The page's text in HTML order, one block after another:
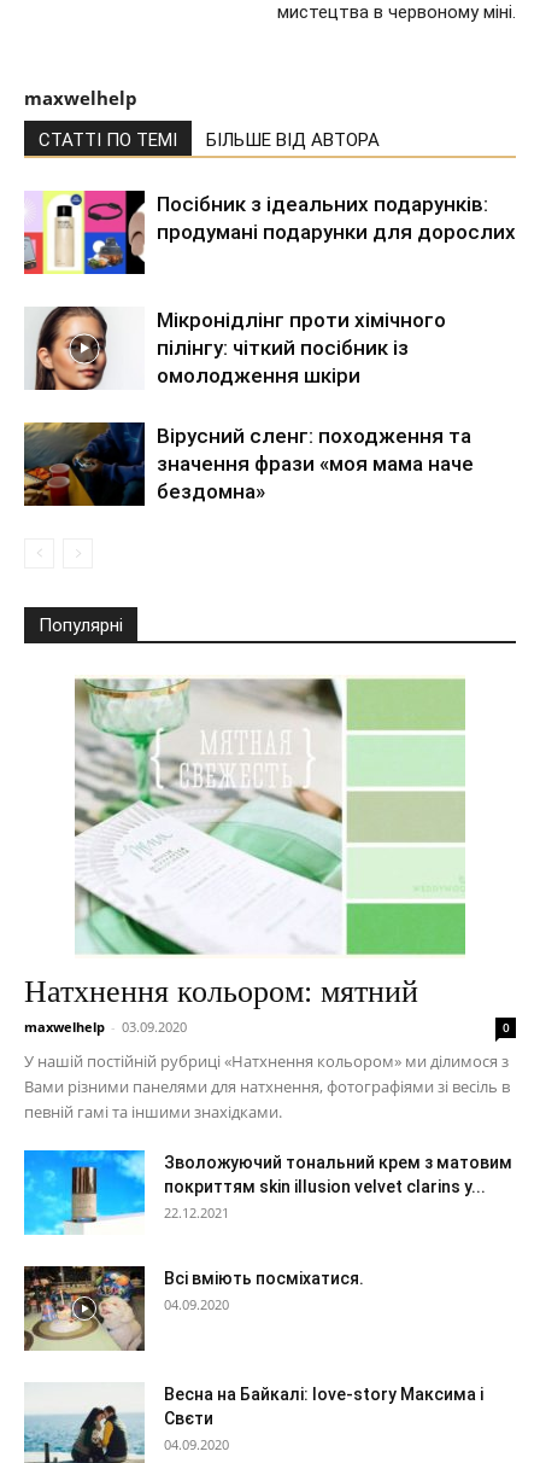
мистецтва в червоному міні.
maxwelhelp
СТАТТІ ПО ТЕМІ БІЛЬШЕ ВІД АВТОРА
Посібник з ідеальних подарунків:
продумані подарунки для дорослих
Мікронідлінг проти хімічного
пілінгу: чіткий посібник із
омолодження шкіри
Вірусний сленг: походження та
значення фрази «моя мама наче
бездомна»
Популярні
Натхнення кольором: мятний
maxwelhelp - 03.09.2020 0
У нашій постійній рубриці «Натхнення кольором» ми ділимося з
Вами різними панелями для натхнення, фотографіями зі весіль в
певній гамі та іншими знахідками.
Зволожуючий тональний крем з матовим
покриттям skin illusion velvet clarins у...
22.12.2021
Всі вміють посміхатися.
04.09.2020
Весна на Байкалі: love-story Максима і
Свєти
04.09.2020